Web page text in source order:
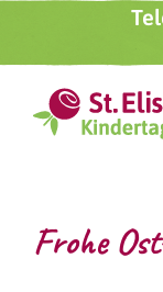
springen
Frohe